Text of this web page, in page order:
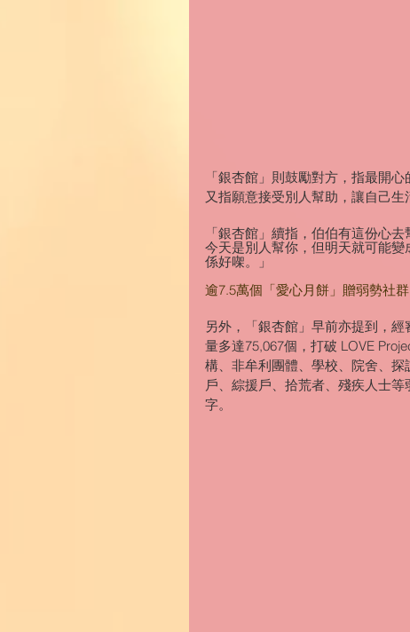
「銀杏館」則鼓勵對方，指最開
又指願意接受別人幫助，讓自己生
「銀杏館」續指，伯伯有這份心
今天是別人幫你，但明天就可能
係好㗎。」
逾7.5萬個「愛心月餅」贈弱勢社群
另外，「銀杏館」早前亦提到，
量多達75,067個，打破 LOVE
構、非牟利團體、學校、院舍、
戶、綜援戶、拾荒者、殘疾人士
字。